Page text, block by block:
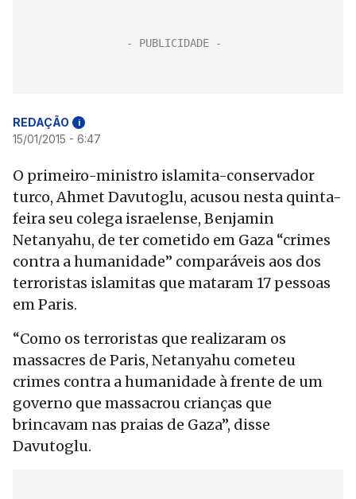
REDAÇÃO i
15/01/2015 - 6:47
O primeiro-ministro islamita-conservador
turco, Ahmet Davutoglu, acusou nesta quinta-
feira seu colega israelense, Benjamin
Netanyahu, de ter cometido em Gaza “crimes
contra a humanidade” comparáveis aos dos
terroristas islamitas que mataram 17 pessoas
em Paris.
“Como os terroristas que realizaram os
massacres de Paris, Netanyahu cometeu
crimes contra a humanidade à frente de um
governo que massacrou crianças que
brincavam nas praias de Gaza”, disse
Davutoglu.